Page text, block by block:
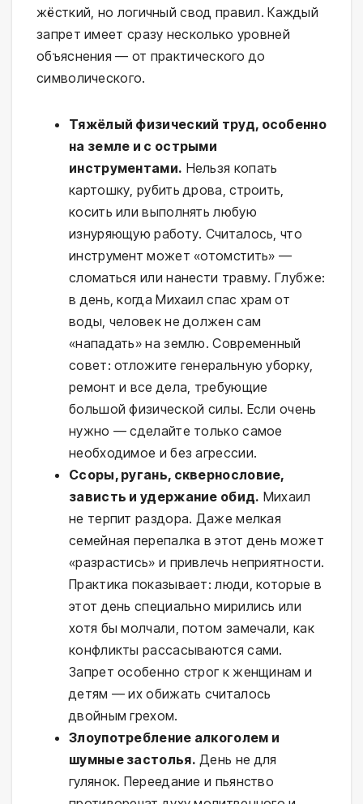
жёсткий, но логичный свод правил. Каждый
запрет имеет сразу несколько уровней
объяснения — от практического до
символического.
Тяжёлый физический труд, особенно
на земле и с острыми
инструментами. Нельзя копать
картошку, рубить дрова, строить,
косить или выполнять любую
изнуряющую работу. Считалось, что
инструмент может «отомстить» —
сломаться или нанести травму. Глубже:
в день, когда Михаил спас храм от
воды, человек не должен сам
«нападать» на землю. Современный
совет: отложите генеральную уборку,
ремонт и все дела, требующие
большой физической силы. Если очень
нужно — сделайте только самое
необходимое и без агрессии.
Ссоры, ругань, сквернословие,
зависть и удержание обид. Михаил
не терпит раздора. Даже мелкая
семейная перепалка в этот день может
«разрастись» и привлечь неприятности.
Практика показывает: люди, которые в
этот день специально мирились или
хотя бы молчали, потом замечали, как
конфликты рассасываются сами.
Запрет особенно строг к женщинам и
детям — их обижать считалось
двойным грехом.
Злоупотребление алкоголем и
шумные застолья. День не для
гулянок. Переедание и пьянство